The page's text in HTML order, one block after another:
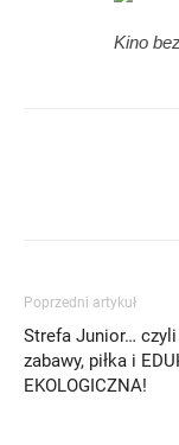
Kino
Poprzedni artykuł
Strefa Junior… czyli
zabawy, piłka i
EKOLOGICZNA!